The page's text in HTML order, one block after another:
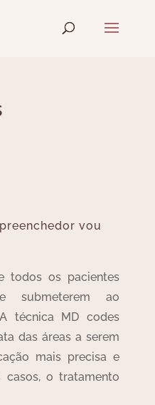
vou
todos os pacientes
submeterem ao
técnica MD codes
das áreas a serem
mais precisa e
casos, o tratamento